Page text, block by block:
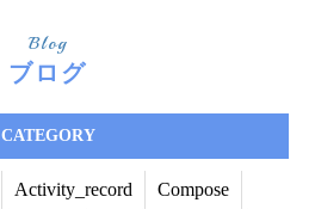
Blog
ブログ
CATEGORY
Activity_record
Compose